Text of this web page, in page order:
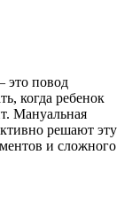
это повод
когда ребенок
Мануальная
решают эту
и сложного